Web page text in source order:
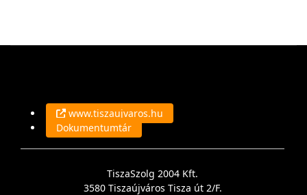
www.tiszaujvaros.hu
Dokumentumtár
TiszaSzolg 2004 Kft.
3580 Tiszaújváros Tisza út 2/F.